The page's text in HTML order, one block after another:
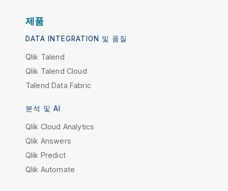
제품
DATA INTEGRATION 및 품질
Qlik Talend
Qlik Talend Cloud
Talend Data Fabric
분석 및 AI
Qlik Cloud Analytics
Qlik Answers
Qlik Predict
Qlik Automate